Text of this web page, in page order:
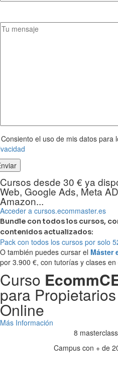
el uso de mis datos para
Cursos desde 30 € ya
Web, Google Ads, Meta
Amazon...
Acceder a cursos.ecommaster.es
Bundle con todos los cursos,
contenidos actualizados:
Pack con todos los cursos por solo
O también puedes cursar el Máster
por 3.900 €, con tutorías y clases
Curso
para
Online
Más Información
8
Campus con + de